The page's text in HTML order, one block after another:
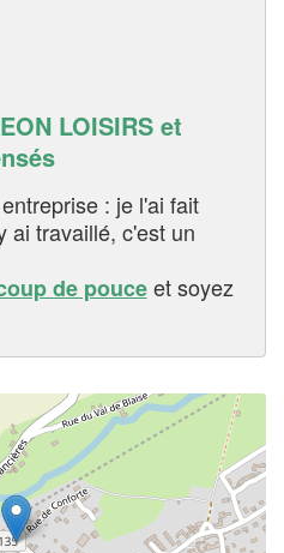
LOISIRS et
: je l'ai fait
ai travaillé, c'est un
de pouceet soyez